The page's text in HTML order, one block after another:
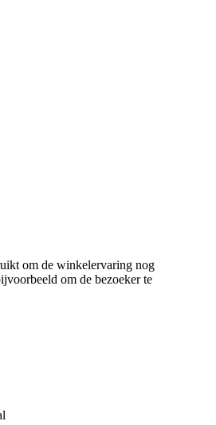
om de winkelervaring nog
om de bezoeker te